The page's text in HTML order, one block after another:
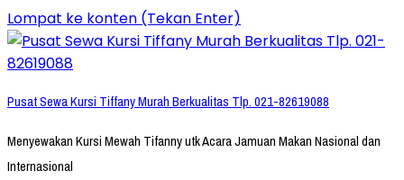
Lompat ke konten (Tekan Enter)
Pusat Sewa Kursi Tiffany Murah Berkualitas Tlp. 021-82619088
Menyewakan Kursi Mewah Tifanny utk Acara Jamuan Makan Nasional dan
Internasional